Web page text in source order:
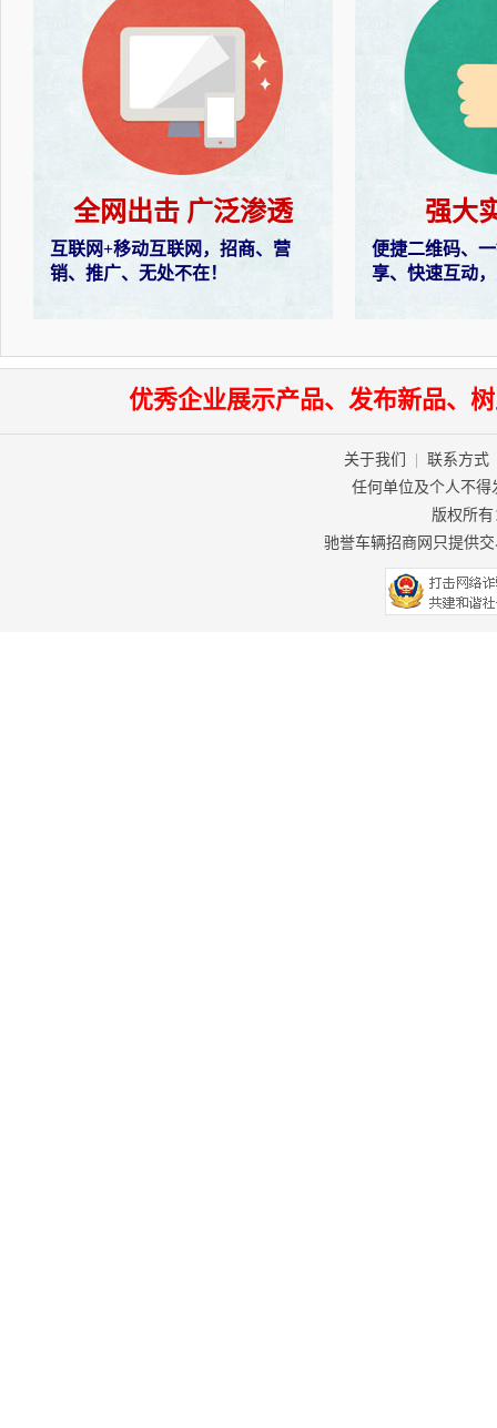
全网出击 广泛渗透
互联网+移动互联网，招商、营
销、推广、无处不在！
强大
便捷二维码、
享、快速互动
优秀企业展示产品、发布新品、
关于我们 联系方式
任何单位及个人不
版权所有
驰誉车辆招商网只提供